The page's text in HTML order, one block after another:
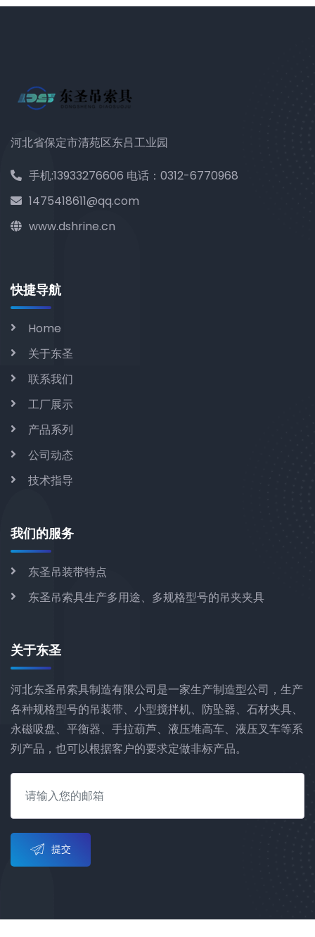
河北省保定市清苑区东吕工业园
手机:13933276606 电话：0312-6770968
1475418611@qq.com
www.dshrine.cn
快捷导航
Home
关于东圣
联系我们
工厂展示
产品系列
公司动态
技术指导
我们的服务
东圣吊装带特点
东圣吊索具生产多用途、多规格型号的吊夹夹具
关于东圣
河北东圣吊索具制造有限公司是一家生产制造型公司，生产
各种规格型号的吊装带、小型搅拌机、防坠器、石材夹具、
永磁吸盘、平衡器、手拉葫芦、液压堆高车、液压叉车等系
列产品，也可以根据客户的要求定做非标产品。
提交